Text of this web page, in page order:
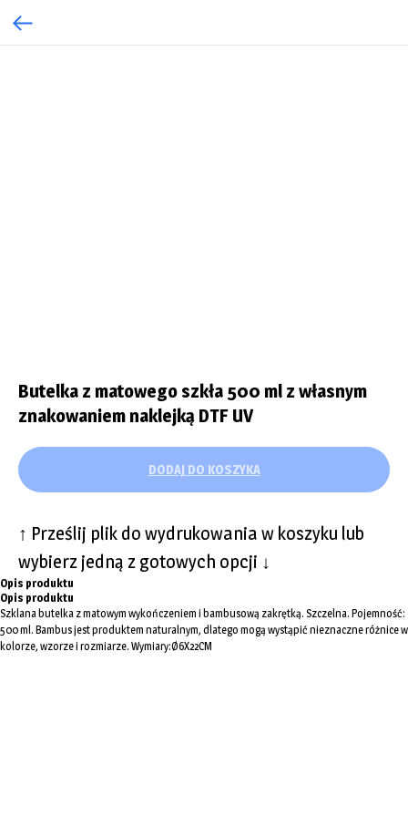
Butelka z matowego szkła 500 ml z własnym
znakowaniem naklejką DTF UV
DODAJ DO KOSZYKA
↑ Prześlij plik do wydrukowania w koszyku lub
wybierz jedną z gotowych opcji ↓
Opis produktu
Opis produktu
Szklana butelka z matowym wykończeniem i bambusową zakrętką. Szczelna. Pojemność:
500 ml. Bambus jest produktem naturalnym, dlatego mogą wystąpić nieznaczne różnice w
kolorze, wzorze i rozmiarze. Wymiary:Ø6X22CM